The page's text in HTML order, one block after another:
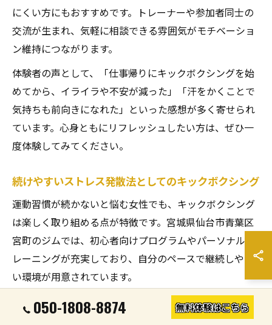
にくい方にもおすすめです。トレーナーや参加者同士の
交流が生まれ、気軽に相談できる雰囲気がモチベーショ
ン維持につながります。
体験者の声として、「仕事帰りにキックボクシングを始
めてから、イライラや不安が減った」「汗をかくことで
気持ちも前向きになれた」といった感想が多く寄せられ
ています。心身ともにリフレッシュしたい方は、ぜひ一
度体験してみてください。
続けやすいストレス発散法としてのキックボクシング
運動習慣が続かないと悩む女性でも、キックボクシング
は楽しく取り組める点が特徴です。宮城県仙台市青葉区
宮町のジムでは、初心者向けプログラムやパーソナルト
レーニングが充実しており、自分のペースで継続しやす
い環境が用意されています。
具体的には、短時間・高強度のトレーニングや、曜日・
時間を選べる柔軟なスケジュールが人気の理由です。ま
050-1808-8874 無料体験はこちら